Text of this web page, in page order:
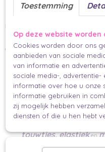
Afmetingen: 55 mm
Perfect om zakjes te sluiten,
of gewoon een mooi plekje op je
Mix & Match Vibes:
Experimenteer tot je de
Finishing Touch:
touwtjes, elastieken
boodschap.
Toestemming
Op deze website
Cookies worden door ons
aanbieden van sociale
van informatie en
sociale media-,
informatie over hoe u onze
informatie gebruiken in
zij mogelijk hebben
diensten of die u hen hebt